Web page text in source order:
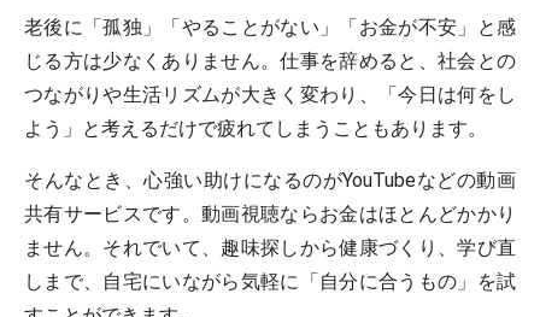
老後に「孤独」「やることがない」「お金が不安」と感
じる方は少なくありません。仕事を辞めると、社会との
つながりや生活リズムが大きく変わり、「今日は何をし
よう」と考えるだけで疲れてしまうこともあります。
そんなとき、心強い助けになるのがYouTubeなどの動画
共有サービスです。動画視聴ならお金はほとんどかかり
ません。それでいて、趣味探しから健康づくり、学び直
しまで、自宅にいながら気軽に「自分に合うもの」を試